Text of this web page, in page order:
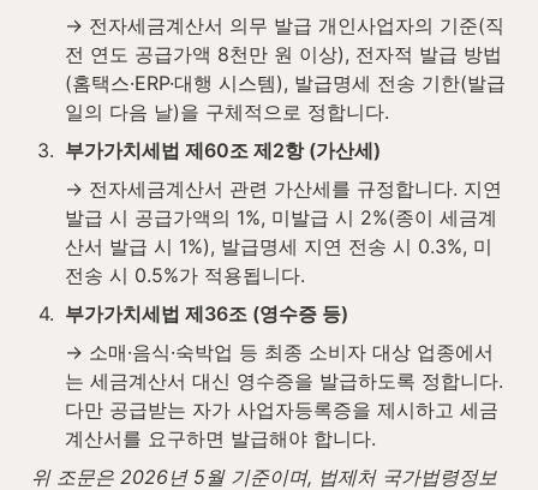
→ 전자세금계산서 의무 발급 개인사업자의 기준(직
전 연도 공급가액 8천만 원 이상), 전자적 발급 방법
(홈택스·ERP·대행 시스템), 발급명세 전송 기한(발급
일의 다음 날)을 구체적으로 정합니다.
3. 부가가치세법 제60조 제2항 (가산세)
→ 전자세금계산서 관련 가산세를 규정합니다. 지연
발급 시 공급가액의 1%, 미발급 시 2%(종이 세금계
산서 발급 시 1%), 발급명세 지연 전송 시 0.3%, 미
전송 시 0.5%가 적용됩니다.
4. 부가가치세법 제36조 (영수증 등)
→ 소매·음식·숙박업 등 최종 소비자 대상 업종에서
는 세금계산서 대신 영수증을 발급하도록 정합니다.
다만 공급받는 자가 사업자등록증을 제시하고 세금
계산서를 요구하면 발급해야 합니다.
위 조문은 2026년 5월 기준이며, 법제처 국가법령정보